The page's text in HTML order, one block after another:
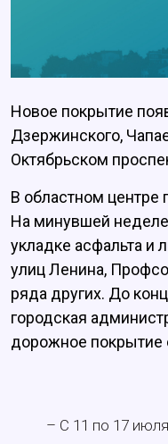
Новое покрытие
Дзержинского,
Октябрьском
В областном центре
На минувшей
укладке асфальта и
улиц Ленина,
ряда других. До
городская
дорожное покрытие
– С 11 по 17